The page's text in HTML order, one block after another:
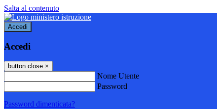
Salta al contenuto
Accedi
Accedi
button close ×
Nome Utente
Password
Password dimenticata?